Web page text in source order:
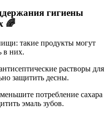
гигиены
🌈
такие продукты могут
в них.
растворы для
защитить десны.
потребление сахара
эмаль зубов.